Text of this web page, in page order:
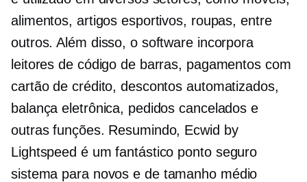
alimentos, artigos esportivos, roupas, entre
outros. Além disso, o software incorpora
leitores de código de barras, pagamentos com
cartão de crédito, descontos automatizados,
balança eletrônica, pedidos cancelados e
outras funções. Resumindo, Ecwid by
Lightspeed é um fantástico ponto seguro
sistema para novos e de tamanho médio